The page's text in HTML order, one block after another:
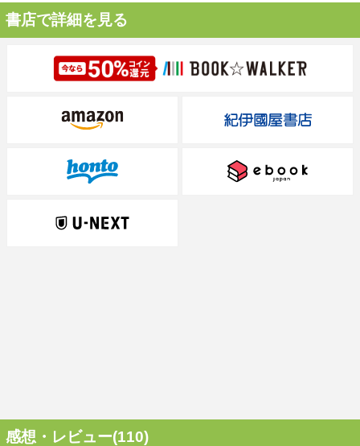
書店で詳細を見る
感想・レビュー(110)